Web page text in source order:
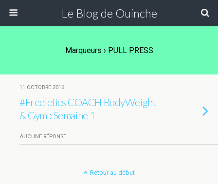
Le Blog de Ouinche
Marqueurs › PULL PRESS
11 OCTOBRE 2016
#Freeletics COACH BodyWeight
& Gym : Semaine 1
AUCUNE RÉPONSE
Retour au début